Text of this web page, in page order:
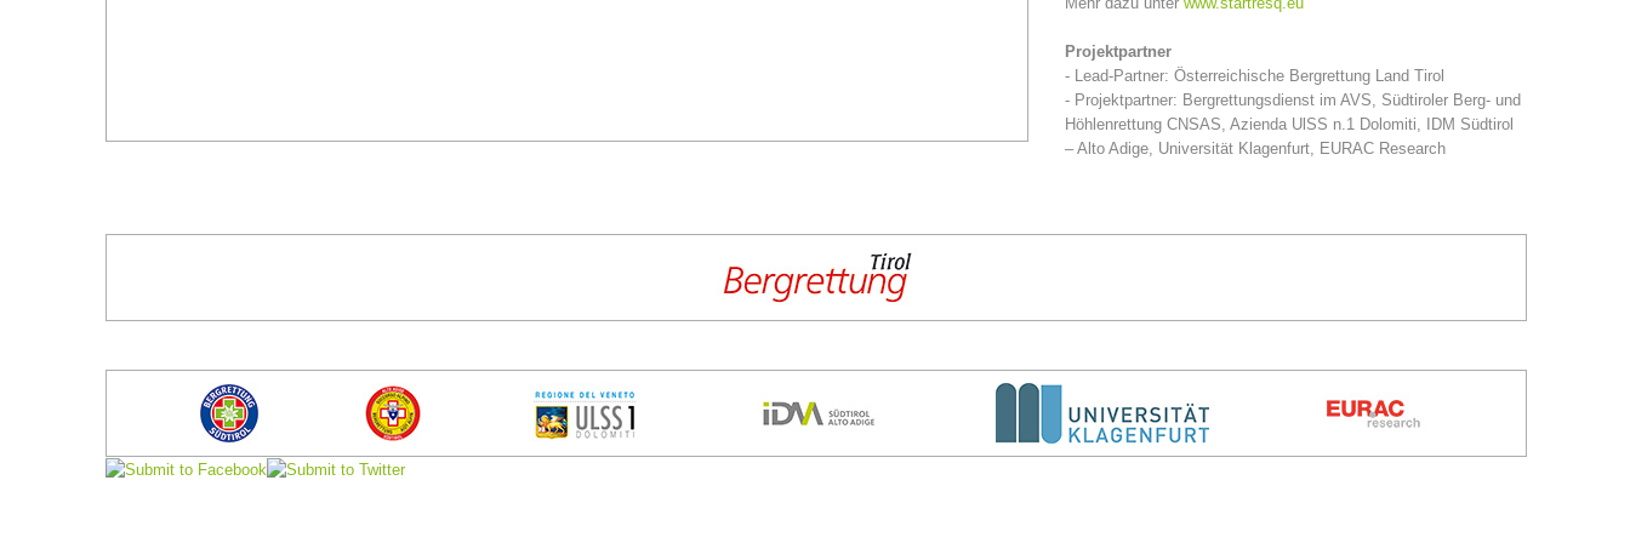
Projektpartner
- Lead-Partner: Österreichische Bergrettung Land Tirol
- Projektpartner: Bergrettungsdienst im AVS, Südtiroler Berg- und
Höhlenrettung CNSAS, Azienda UlSS n.1 Dolomiti, IDM Südtirol
– Alto Adige, Universität Klagenfurt, EURAC Research